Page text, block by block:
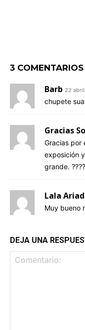
3 COMENTARIOS
Barb 22
chupete
Gracias
Gracias por
exposición
grande. ????
Lala Ariad
Muy bueno
DEJA UNA